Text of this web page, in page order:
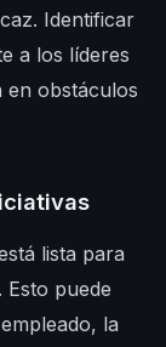
Identificar
a los líderes
en obstáculos
lista para
puede
la